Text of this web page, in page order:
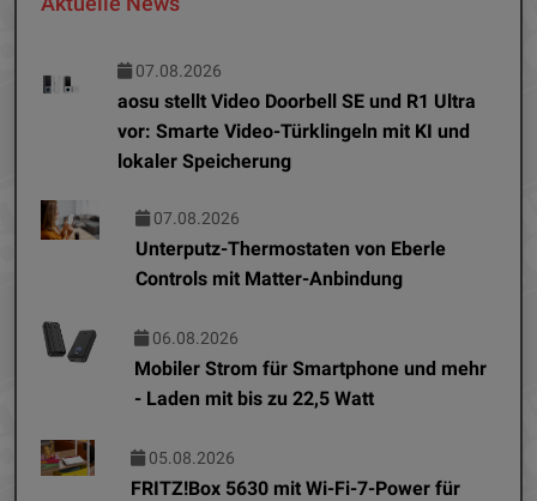
07.08.2026
aosu stellt Video Doorbell SE und R1 Ultra
vor: Smarte Video-Türklingeln mit KI und
lokaler Speicherung
07.08.2026
Unterputz-Thermostaten von Eberle
Controls mit Matter-Anbindung
06.08.2026
Mobiler Strom für Smartphone und mehr
- Laden mit bis zu 22,5 Watt
05.08.2026
FRITZ!Box 5630 mit Wi-Fi-7-Power für